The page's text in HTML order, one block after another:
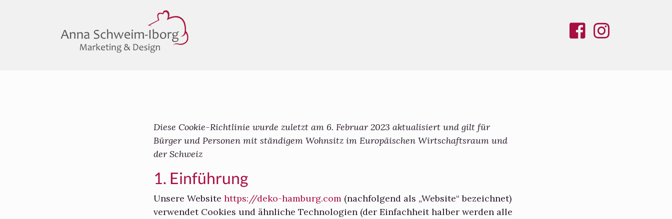
Diese Cookie-Richtlinie wurde zuletzt am 6. Februar 2023 aktualisiert und gilt für
Bürger und Personen mit ständigem Wohnsitz im Europäischen Wirtschaftsraum und
der Schweiz
1. Einführung
Unsere Website https://deko-hamburg.com (nachfolgend als „Website“ bezeichnet)
verwendet Cookies und ähnliche Technologien (der Einfachheit halber werden alle